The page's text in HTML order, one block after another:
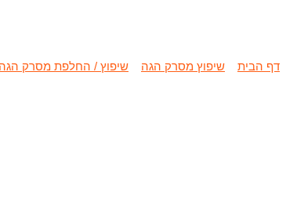
דף הבית שיפוץ מסרק הגה שיפוץ / החלפת מסרק הגה